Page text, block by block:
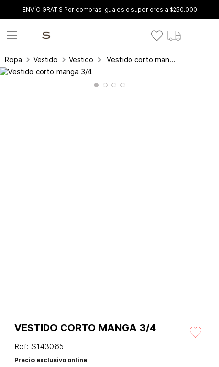
ENVÍO GRATIS Por compras iguales o superiores a $250.000
Ropa Vestidos Vestidos Cortos Vestido corto manga 3/4
VESTIDO CORTO MANGA 3/4
Ref: S143065
Precio exclusivo online